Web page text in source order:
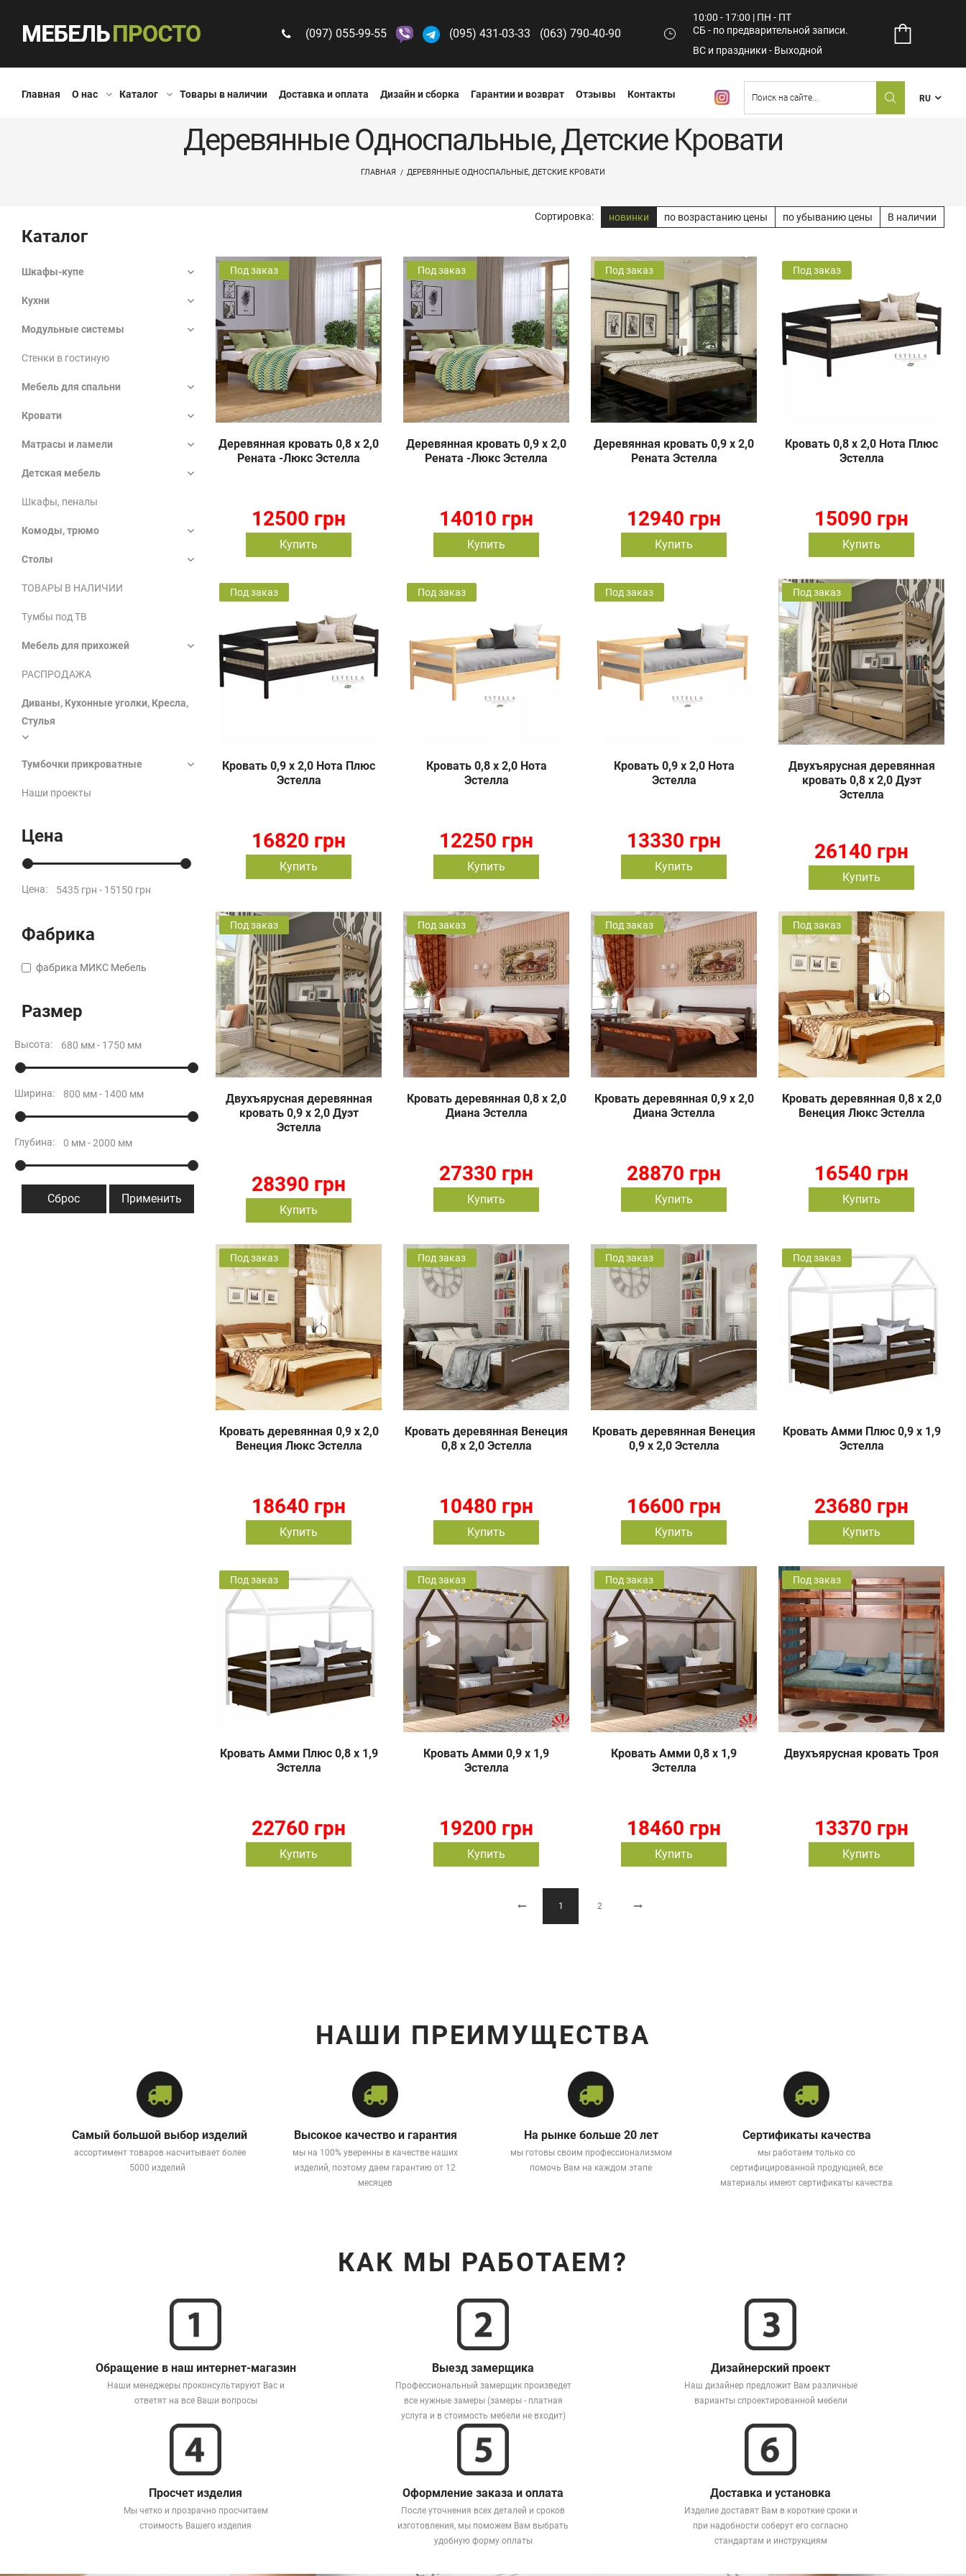
(097) 055-99-55 (095) 431-03-33 (063) 790-40-90
10:00 - 17:00 | ПН - ПТ
СБ - по предварительной записи.
ВС и праздники - Выходной
Главная О нас Каталог Товары в наличии Доставка и оплата Дизайн и сборка Гарантии и возврат Отзывы Контакты RU
Деревянные Односпальные, Детские Кровати
ГЛАВНАЯ ДЕРЕВЯННЫЕ ОДНОСПАЛЬНЫЕ, ДЕТСКИЕ КРОВАТИ
Сортировка: новинки по возрастанию цены по убыванию цены В наличии
Под заказ
Деревянная кровать 0,8 х 2,0
Рената -Люкс Эстелла
12500 грн
Купить
Под заказ
Деревянная кровать 0,9 х 2,0
Рената -Люкс Эстелла
14010 грн
Купить
Под заказ
Деревянная кровать 0,9 х 2,0
Рената Эстелла
12940 грн
Купить
Под заказ
Кровать 0,8 х 2,0 Нота Плюс
Эстелла
15090 грн
Купить
Под заказ
Кровать 0,9 х 2,0 Нота Плюс
Эстелла
16820 грн
Купить
Под заказ
Кровать 0,8 х 2,0 Нота
Эстелла
12250 грн
Купить
Под заказ
Кровать 0,9 х 2,0 Нота
Эстелла
13330 грн
Купить
Под заказ
Двухъярусная деревянная
кровать 0,8 х 2,0 Дуэт
Эстелла
26140 грн
Купить
Под заказ
Двухъярусная деревянная
кровать 0,9 х 2,0 Дуэт
Эстелла
28390 грн
Купить
Под заказ
Кровать деревянная 0,8 х 2,0
Диана Эстелла
27330 грн
Купить
Под заказ
Кровать деревянная 0,9 х 2,0
Диана Эстелла
28870 грн
Купить
Под заказ
Кровать деревянная 0,8 х 2,0
Венеция Люкс Эстелла
16540 грн
Купить
Под заказ
Кровать деревянная 0,9 х 2,0
Венеция Люкс Эстелла
18640 грн
Купить
Под заказ
Кровать деревянная Венеция
0,8 х 2,0 Эстелла
10480 грн
Купить
Под заказ
Кровать деревянная Венеция
0,9 х 2,0 Эстелла
16600 грн
Купить
Под заказ
Кровать Амми Плюс 0,9 х 1,9
Эстелла
23680 грн
Купить
Под заказ
Кровать Амми Плюс 0,8 х 1,9
Эстелла
22760 грн
Купить
Под заказ
Кровать Амми 0,9 х 1,9
Эстелла
19200 грн
Купить
Под заказ
Кровать Амми 0,8 х 1,9
Эстелла
18460 грн
Купить
Под заказ
Двухъярусная кровать Троя
13370 грн
Купить
1 2
Каталог
Шкафы-купе
Кухни
Модульные системы
Стенки в гостиную
Мебель для спальни
Кровати
Матрасы и ламели
Детская мебель
Шкафы, пеналы
Комоды, трюмо
Столы
ТОВАРЫ В НАЛИЧИИ
Тумбы под ТВ
Мебель для прихожей
РАСПРОДАЖА
Диваны, Кухонные уголки, Кресла,
Стулья
Тумбочки прикроватные
Наши проекты
Цена
Цена:
Фабрика
фабрика МИКС Мебель
Размер
Высота:
Ширина:
Глубина:
Сброс Применить
НАШИ ПРЕИМУЩЕСТВА
Самый большой выбор изделий
ассортимент товаров насчитывает более
5000 изделий
Высокое качество и гарантия
мы на 100% уверенны в качестве наших
изделий, поэтому даем гарантию от 12
месяцев
На рынке больше 20 лет
мы готовы своим профессионализмом
помочь Вам на каждом этапе
Сертификаты качества
мы работаем только со
сертифицированной продукцией, все
материалы имеют сертификаты качества
КАК МЫ РАБОТАЕМ?
Обращение в наш интернет-магазин
Наши менеджеры проконсультируют Вас и
ответят на все Ваши вопросы
Выезд замерщика
Профессиональный замерщик произведет
все нужные замеры (замеры - платная
услуга и в стоимость мебели не входит)
Дизайнерский проект
Наш дизайнер предложит Вам различные
варианты спроектированной мебели
Просчет изделия
Мы четко и прозрачно просчитаем
стоимость Вашего изделия
Оформление заказа и оплата
После уточнения всех деталей и сроков
изготовления, мы поможем Вам выбрать
удобную форму оплаты
Доставка и установка
Изделие доставят Вам в короткие сроки и
при надобности соберут его согласно
стандартам и инструкциям